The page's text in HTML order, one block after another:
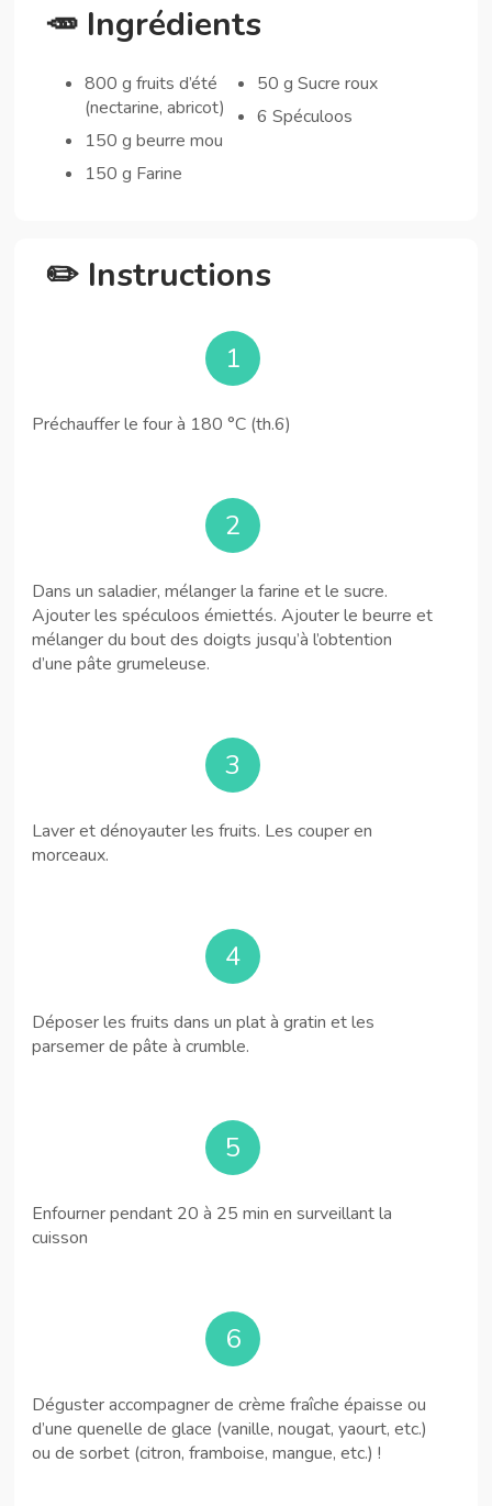
🥕 Ingrédients
800 g fruits d’été
(nectarine, abricot)
150 g beurre mou
150 g Farine
50 g Sucre roux
6 Spéculoos
✏️ Instructions
1
Préchauffer le four à 180 °C (th.6)
2
Dans un saladier, mélanger la farine et le sucre.
Ajouter les spéculoos émiettés. Ajouter le beurre et
mélanger du bout des doigts jusqu’à l’obtention
d’une pâte grumeleuse.
3
Laver et dénoyauter les fruits. Les couper en
morceaux.
4
Déposer les fruits dans un plat à gratin et les
parsemer de pâte à crumble.
5
Enfourner pendant 20 à 25 min en surveillant la
cuisson
6
Déguster accompagner de crème fraîche épaisse ou
d’une quenelle de glace (vanille, nougat, yaourt, etc.)
ou de sorbet (citron, framboise, mangue, etc.) !